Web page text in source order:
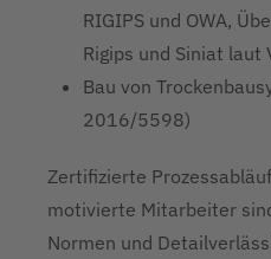
RIGIPS und OWA,
Rigips und Siniat
Bau von
2016/5598)
Zertifizierte
motivierte Mitarbeiter
Normen und